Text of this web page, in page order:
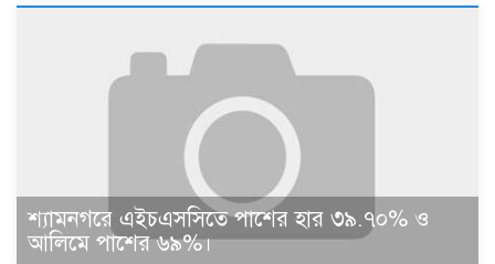
শ্যামনগরে এইচএসসিতে পাশের হার ৩৯.৭০% ও
আলিমে পাশের ৬৯%।